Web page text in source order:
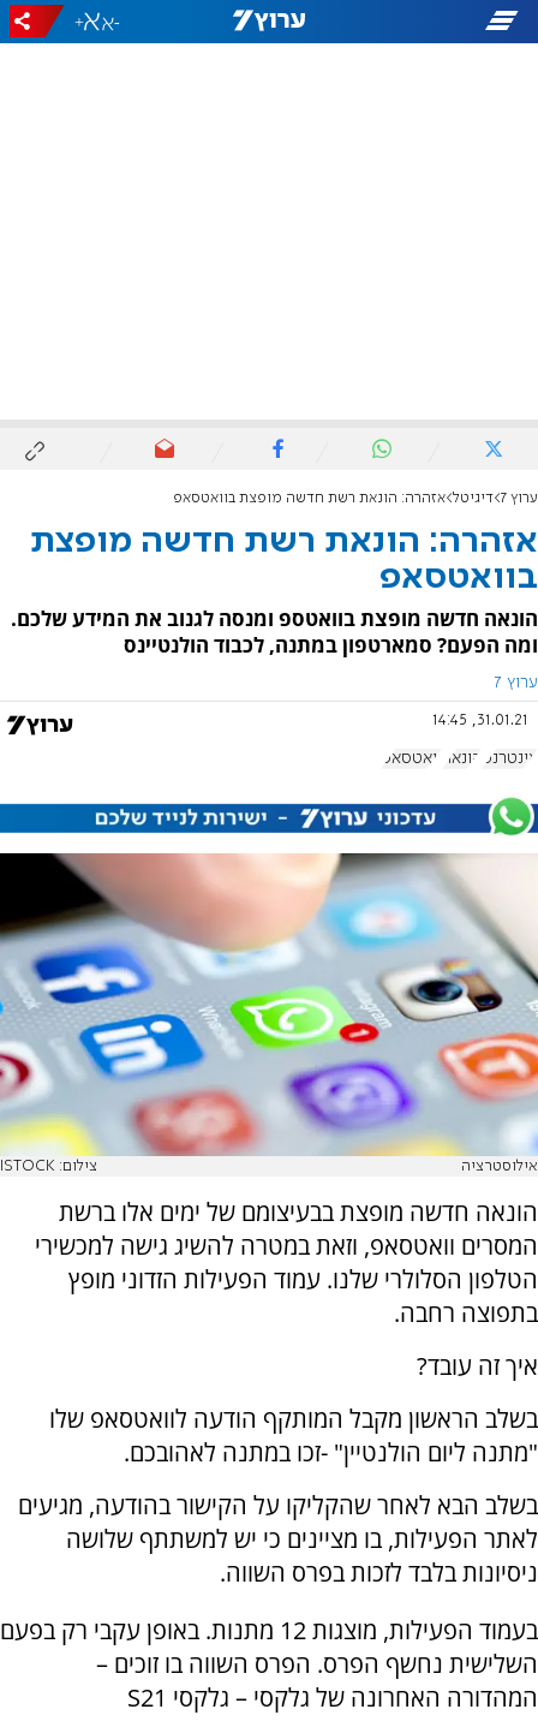
-
+
ערוץ 7 דיגיטל אזהרה: הונאת רשת חדשה מופצת בוואטסאפ
אזהרה: הונאת רשת חדשה מופצת
בוואטסאפ
הונאה חדשה מופצת בוואטספ ומנסה לגנוב את המידע שלכם.
ומה הפעם? סמארטפון במתנה, לכבוד הולנטיינס
ערוץ 7
31.01.21, 14:45
אינטרנט הונאה וואטסאפ
אילוסטרציה צילום: ISTOCK
הונאה חדשה מופצת בבעיצומם של ימים אלו ברשת
המסרים וואטסאפ, וזאת במטרה להשיג גישה למכשירי
הטלפון הסלולרי שלנו. עמוד הפעילות הזדוני מופץ
בתפוצה רחבה.
איך זה עובד?
בשלב הראשון מקבל המותקף הודעה לוואטסאפ שלו
"מתנה ליום הולנטיין" -זכו במתנה לאהובכם.
בשלב הבא לאחר שהקליקו על הקישור בהודעה, מגיעים
לאתר הפעילות, בו מציינים כי יש למשתתף שלושה
ניסיונות בלבד לזכות בפרס השווה.
בעמוד הפעילות, מוצגות 12 מתנות. באופן עקבי רק בפעם
השלישית נחשף הפרס. הפרס השווה בו זוכים –
המהדורה האחרונה של גלקסי – גלקסי S21